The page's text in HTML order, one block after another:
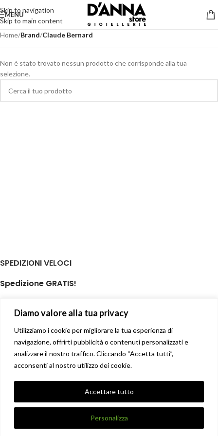
Diamo valore alla tua privacy
Utilizziamo i cookie per migliorare la tua esperienza di
navigazione, offrirti pubblicità o contenuti personalizzati e
analizzare il nostro traffico. Cliccando “Accetta tutti”,
acconsenti al nostro utilizzo dei cookie.
Personalizza
Accettare tutto
Skip to navigation
Skip to main content
MENU
Home/Brand/Claude Bernard
Non è stato trovato nessun prodotto che corrisponde alla tua
selezione.
SPEDIZIONI VELOCI
Spedizione GRATIS!
isole minori non incluse
Soddisfatti o rimborsati
14 giorni diritto di recesso facile
Condizioni di vendita